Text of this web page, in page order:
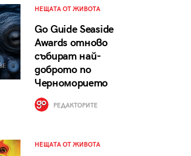
НЕЩАТА ОТ ЖИВОТА
Go Guide Seaside
Awards отново
събират най-
доброто по
Черноморието
РЕДАКТОРИТЕ
НЕЩАТА ОТ ЖИВОТА